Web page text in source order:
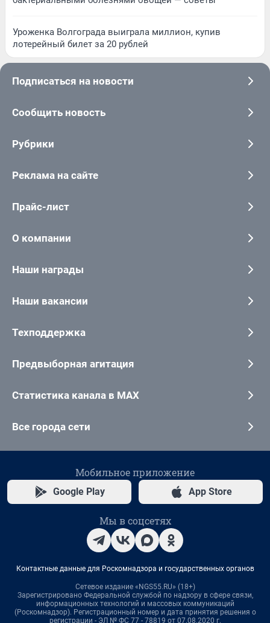
Уроженка Волгограда выиграла миллион, купив
лотерейный билет за 20 рублей
Подписаться на новости
Сообщить новость
Рубрики
Реклама на сайте
Прайс-лист
О компании
Наши награды
Наши вакансии
Техподдержка
Предвыборная агитация
Статистика канала в MAX
Все города сети
Мобильное приложение
Google Play App Store
Мы в соцсетях
Контактные данные для Роскомнадзора и государственных органов
Сетевое издание «NGS55.RU» (18+)
Зарегистрировано Федеральной службой по надзору в сфере связи,
информационных технологий и массовых коммуникаций
(Роскомнадзор). Регистрационный номер и дата принятия решения о
регистрации - ЭЛ № ФС 77 - 78819 от 07.08.2020 г.